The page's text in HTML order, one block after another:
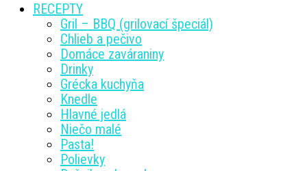
RECEPTY
Gril – BBQ (grilovací špeciál)
Chlieb a pečivo
Domáce zaváraniny
Drinky
Grécka kuchyňa
Knedle
Hlavné jedlá
Niečo malé
Pasta!
Polievky